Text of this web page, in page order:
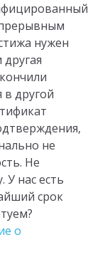
нужен
в другой
не
Не
У нас есть
срок
о